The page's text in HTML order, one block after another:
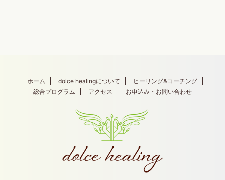
ホーム dolce healingについて
ヒーリング&コーチング
総合プログラム
アクセス お申込み・お問い合わせ